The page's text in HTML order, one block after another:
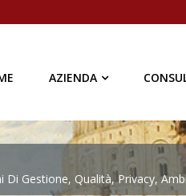
AZIENDA
Di Gestione, Qualità, Privacy,